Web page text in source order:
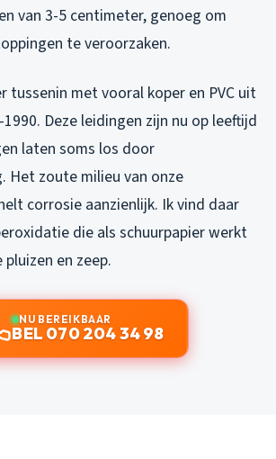
van 3-5 centimeter, genoeg om
te veroorzaken.
tussenin met vooral koper en PVC uit
Deze leidingen zijn nu op leeftijd
laten soms los door
Het zoute milieu van onze
corrosie aanzienlijk. Ik vind daar
die als schuurpapier werkt
en zeep.
NU BEREIKBAAR
BEL 070 204 34 98